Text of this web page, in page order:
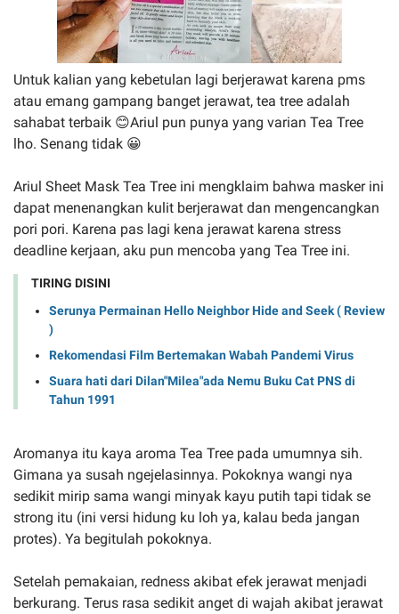
Untuk kalian yang kebetulan lagi berjerawat karena pms
atau emang gampang banget jerawat, tea tree adalah
sahabat terbaik 😊Ariul pun punya yang varian Tea Tree
lho. Senang tidak 😀
Ariul Sheet Mask Tea Tree ini mengklaim bahwa masker ini
dapat menenangkan kulit berjerawat dan mengencangkan
pori pori. Karena pas lagi kena jerawat karena stress
deadline kerjaan, aku pun mencoba yang Tea Tree ini.
TIRING DISINI
Serunya Permainan Hello Neighbor Hide and Seek ( Review
)
Rekomendasi Film Bertemakan Wabah Pandemi Virus
Suara hati dari Dilan"Milea"ada Nemu Buku Cat PNS di
Tahun 1991
Aromanya itu kaya aroma Tea Tree pada umumnya sih.
Gimana ya susah ngejelasinnya. Pokoknya wangi nya
sedikit mirip sama wangi minyak kayu putih tapi tidak se
strong itu (ini versi hidung ku loh ya, kalau beda jangan
protes). Ya begitulah pokoknya.
Setelah pemakaian, redness akibat efek jerawat menjadi
berkurang. Terus rasa sedikit anget di wajah akibat jerawat